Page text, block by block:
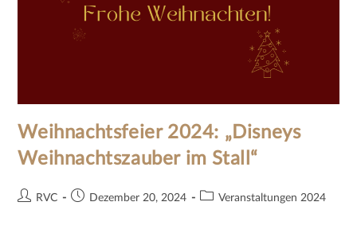
Weihnachtsfeier 2024: „Disneys
Weihnachtszauber im Stall“
RVC Dezember 20, 2024 Veranstaltungen 2024